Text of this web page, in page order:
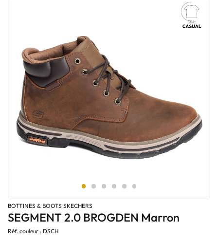
BOTTINES & BOOTS SKECHERS
SEGMENT 2.0 BROGDEN Marron
Réf. couleur : DSCH